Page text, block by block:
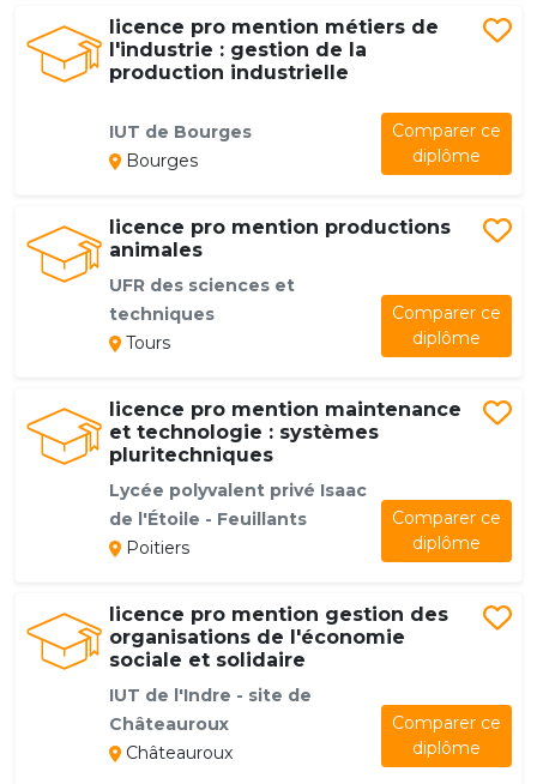
licence pro mention métiers de
l'industrie : gestion de la
production industrielle
IUT de Bourges
Bourges
Comparer ce
diplôme
licence pro mention productions
animales
UFR des sciences et
techniques
Tours
Comparer ce
diplôme
licence pro mention maintenance
et technologie : systèmes
pluritechniques
Lycée polyvalent privé Isaac
de l'Étoile - Feuillants
Poitiers
Comparer ce
diplôme
licence pro mention gestion des
organisations de l'économie
sociale et solidaire
IUT de l'Indre - site de
Châteauroux
Châteauroux
Comparer ce
diplôme